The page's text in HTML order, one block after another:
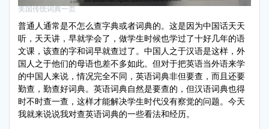
美国传统词典一页
普通人通常是不怎么查字典或者词典的。这是因为中国话天天
听，天天讲，早就学会了，做学生时候也学过了十好几年的语
文课，该查的字和词早就查过了。中国人之于汉语是这样，外
国人之于他们的母语也差不多如此。但对于把英语当外语来学
的中国人来说，情况完全不同，英语词典非但要查，而且还要
勤查，勤查好词典。英语词典自然是要查的，但汉语词典也得
时不时查一查，这样才能解决学生时代没有察觉的问题。今天
我就来说说我对查英语词典的一些看法和经历。